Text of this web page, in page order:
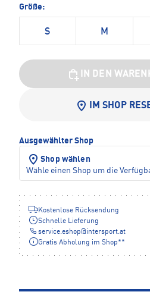
Größe:
S M
IN DEN
IM SHOP
Ausgewählter Shop
Shop wählen
Wähle einen Shop um die
Kostenlose Rücksendung
Schnelle Lieferung
service.eshop@ intersport.at
Gratis Abholung im Shop**